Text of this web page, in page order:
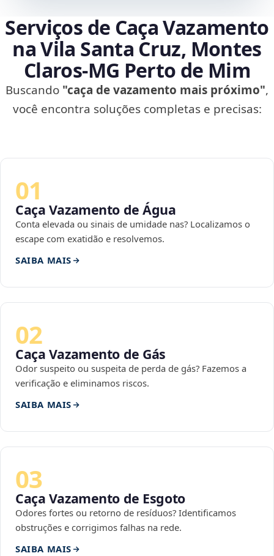
Serviços de Caça Vazamento
na Vila Santa Cruz, Montes
Claros‑MG Perto de Mim
Buscando "caça de vazamento mais próximo",
você encontra soluções completas e precisas:
01
Caça Vazamento de Água
Conta elevada ou sinais de umidade nas? Localizamos o
escape com exatidão e resolvemos.
SAIBA MAIS
02
Caça Vazamento de Gás
Odor suspeito ou suspeita de perda de gás? Fazemos a
verificação e eliminamos riscos.
SAIBA MAIS
03
Caça Vazamento de Esgoto
Odores fortes ou retorno de resíduos? Identificamos
obstruções e corrigimos falhas na rede.
SAIBA MAIS